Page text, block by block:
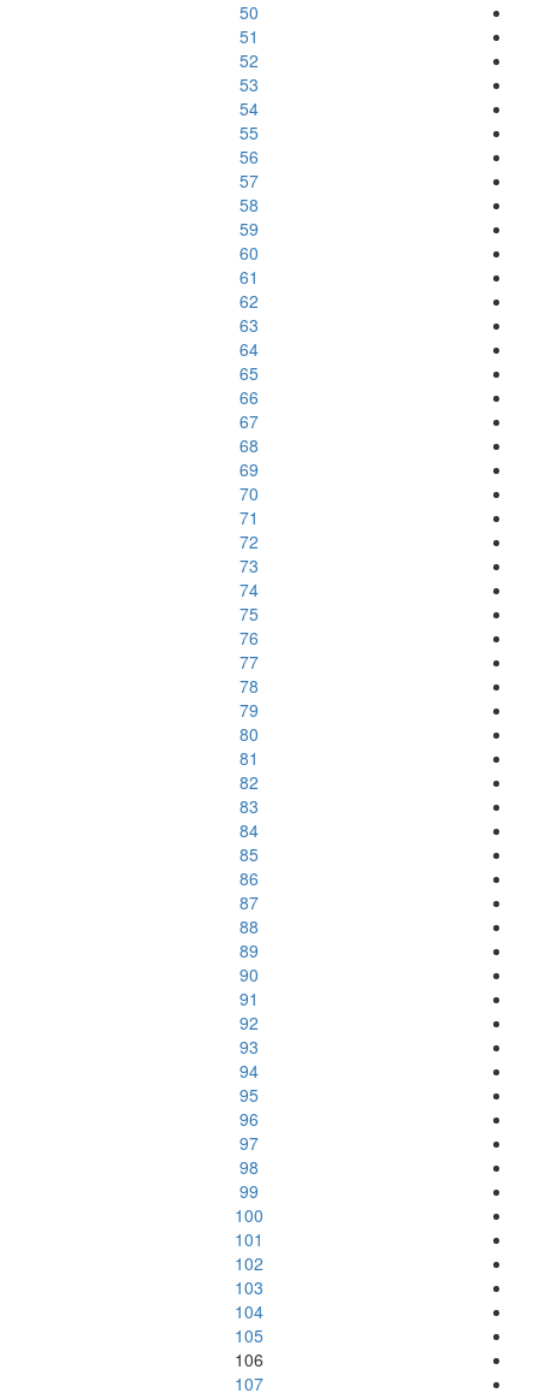
50
51
52
53
54
55
56
57
58
59
60
61
62
63
64
65
66
67
68
69
70
71
72
73
74
75
76
77
78
79
80
81
82
83
84
85
86
87
88
89
90
91
92
93
94
95
96
97
98
99
100
101
102
103
104
105
106
107